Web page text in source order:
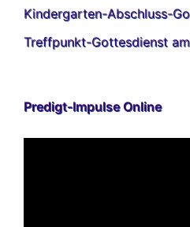
Kindergarten-Abschluss-
Treffpunkt-Gottesdienst
Predigt-Impulse Online